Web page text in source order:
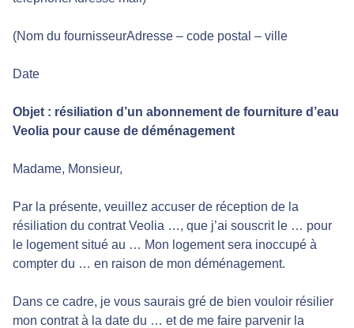
(Nom du fournisseurAdresse – code postal – ville
Date
Objet : résiliation d’un abonnement de fourniture d’eau
Veolia pour cause de déménagement
Madame, Monsieur,
Par la présente, veuillez accuser de réception de la
résiliation du contrat Veolia …, que j’ai souscrit le … pour
le logement situé au … Mon logement sera inoccupé à
compter du … en raison de mon déménagement.
Dans ce cadre, je vous saurais gré de bien vouloir résilier
mon contrat à la date du … et de me faire parvenir la